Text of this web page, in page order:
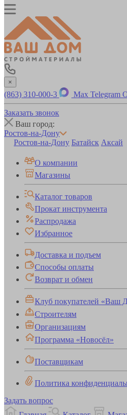
×
(863) 310-000-3 Max Telegram
Заказать звонок
Ваш город:
Ростов-на-Дону
Ростов-на-Дону Батайск Аксай
О компании
Магазины
Каталог товаров
Прокат инструмента
Распродажа
Избранное
Доставка и подъем
Способы оплаты
Возврат и обмен
Клуб покупателей «Ваш
Строителям
Организациям
Программа «Новосёл»
Поставщикам
Политика
Задать вопрос